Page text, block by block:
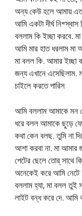
অন্য কেউ হলে আমায়
আমি একটা দীর্ঘ
বললাম কি ইচ্ছা করবে.
আমি মার হাত ধরলাম
মা বলল কি. আমার ইচ্ছা
জন্য এখানে এসেছিলাম.
চাইলে করতে পারিস
আমি বললাম আমাকে মন
ধরে বলল আমাকে ছুড়ে
কথা কেন বলছ. তুমি না
আশা করবা না. মা আমার
পেটের ছেলে তোর্ সাথে
অনেকেই করে আমি
বললাম হ্যা, মা বলল তুই
লাইট বন্ধ করে দে. আমি